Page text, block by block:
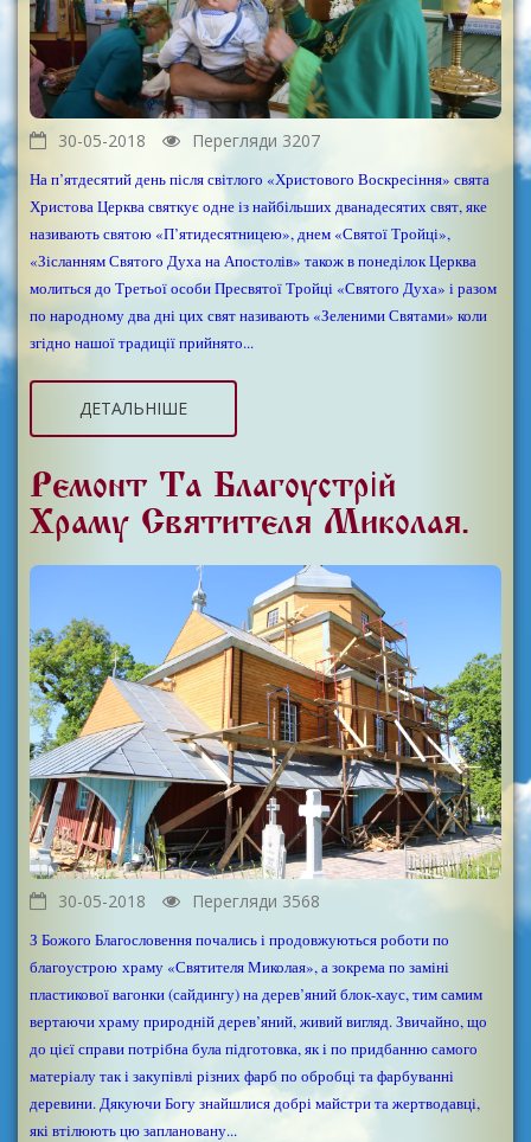
30-05-2018 Перегляди 3207
На п’ятдесятий день після світлого «Христового Воскресіння» свята
Христова Церква святкує одне із найбільших дванадесятих свят, яке
називають святою «П’ятидесятницею», днем «Святої Тройці»,
«Зісланням Святого Духа на Апостолів» також в понеділок Церква
молиться до Третьої особи Пресвятої Тройці «Святого Духа» і разом
по народному два дні цих свят називають «Зеленими Святами» коли
згідно нашої традиції прийнято...
ДЕТАЛЬНІШЕ
Ремонт Та Благоустрій
Храму Святителя Миколая.
30-05-2018 Перегляди 3568
З Божого Благословення почались і продовжуються роботи по
благоустрою храму «Святителя Миколая», а зокрема по заміні
пластикової вагонки (сайдингу) на дерев’яний блок-хаус, тим самим
вертаючи храму природній дерев’яний, живий вигляд. Звичайно, що
до цієї справи потрібна була підготовка, як і по придбанню самого
матеріалу так і закупівлі різних фарб по обробці та фарбуванні
деревини. Дякуючи Богу знайшлися добрі майстри та жертводавці,
які втілюють цю заплановану...